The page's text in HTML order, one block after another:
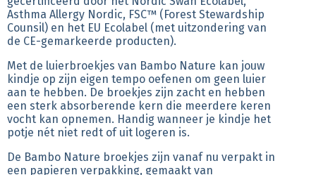
Asthma Allergy Nordic, FSC™ (Forest Stewardship
Counsil) en het EU Ecolabel (met uitzondering van
de CE-gemarkeerde producten).
Met de luierbroekjes van Bambo Nature kan jouw
kindje op zijn eigen tempo oefenen om geen luier
aan te hebben. De broekjes zijn zacht en hebben
een sterk absorberende kern die meerdere keren
vocht kan opnemen. Handig wanneer je kindje het
potje nét niet redt of uit logeren is.
De Bambo Nature broekjes zijn vanaf nu verpakt in
een papieren verpakking, gemaakt van